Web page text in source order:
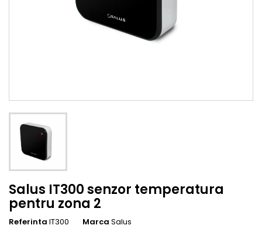
Salus IT300 senzor temperatura
pentru zona 2
Referinta IT300 Marca Salus